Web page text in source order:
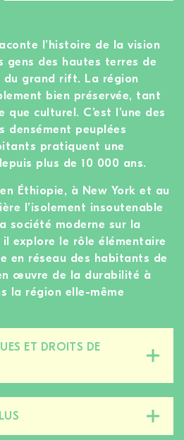
l’histoire de la vision
gens des hautes terres de
du grand rift. La région
bien préservée, tant
culturel. C’est l’une des
densément peuplées
pratiquent une
plus de 10 000 ans.
Éthiopie, à New York et au
l’isolement insoutenable
société moderne sur la
explore le rôle élémentaire
en réseau des habitants de
œuvre de la durabilité à
la région elle-même
ET DROITS DE
cette